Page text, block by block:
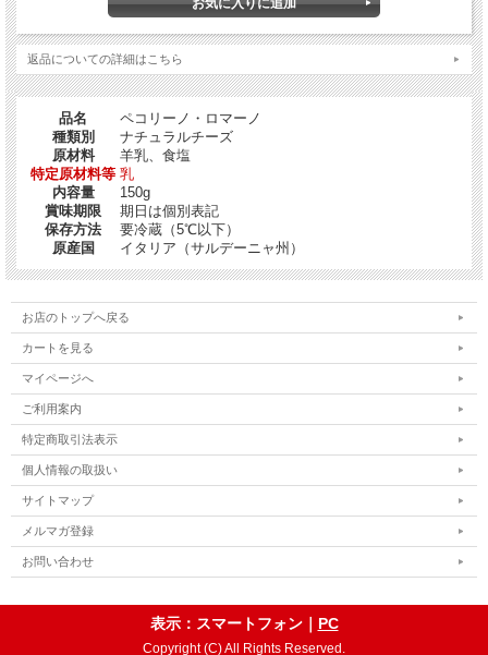
返品についての詳細はこちら
品名
ペコリーノ・ロマーノ
種類別
ナチュラルチーズ
原材料
羊乳、食塩
特定原材料等 乳
内容量
150g
賞味期限
期日は個別表記
保存方法
要冷蔵（5℃以下）
原産国
イタリア（サルデーニャ州）
お店のトップへ戻る
カートを見る
マイページへ
ご利用案内
特定商取引法表示
個人情報の取扱い
サイトマップ
メルマガ登録
お問い合わせ
表示：スマートフォン｜ PC
Copyright (C) All Rights Reserved.